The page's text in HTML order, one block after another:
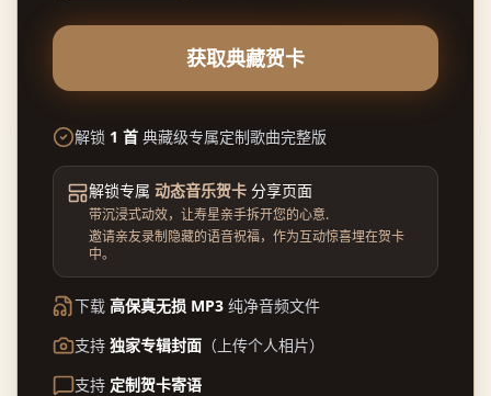
获取典藏贺卡
解锁 1 首 典藏级专属定制歌曲完整版
解锁专属 动态音乐贺卡 分享页面
带沉浸式动效，让寿星亲手拆开您的心意.
邀请亲友录制隐藏的语音祝福，作为互动惊喜埋在贺卡
中。
下载 高保真无损 MP3 纯净音频文件
支持 独家专辑封面 （上传个人相片）
支持 定制贺卡寄语